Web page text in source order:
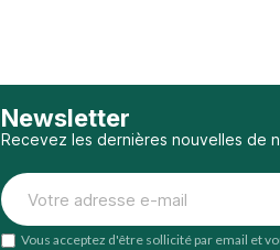
Newsletter
Recevez les dernières nouvelles de
Vous acceptez d'être sollicité par email et